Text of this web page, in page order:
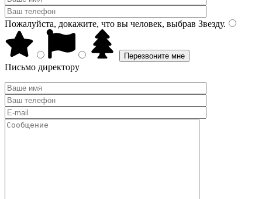
Пожалуйста, докажите, что вы человек, выбрав Звезду.
Письмо директору